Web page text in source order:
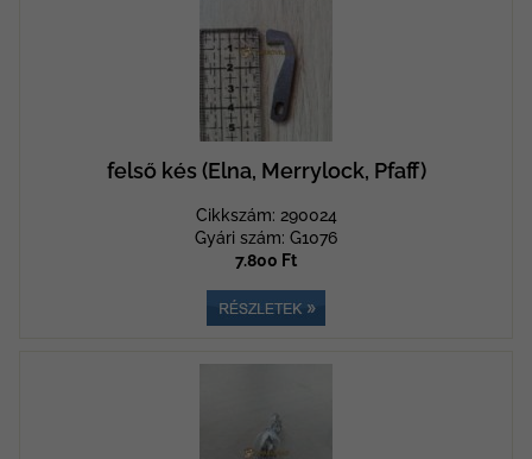
felső kés (Elna, Merrylock, Pfaff)
Cikkszám: 290024
Gyári szám: G1076
7.800 Ft